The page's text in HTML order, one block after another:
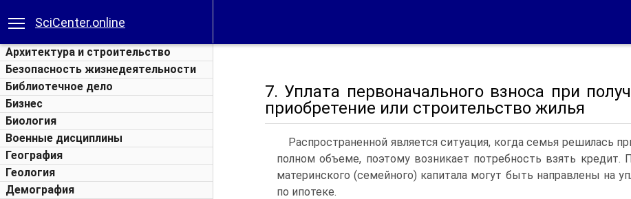
SciCenter.online
Архитектура и строительство
Безопасность жизнедеятельности
Библиотечное дело
Бизнес
Биология
Военные дисциплины
География
Геология
Демография
7. Уплата первоначального взноса при
приобретение или строительство жилья
Распространенной является ситуация, когда семья решилась
полном объеме, поэтому возникает потребность взять
материнского (семейного) капитала могут быть направлены на
по ипотеке.